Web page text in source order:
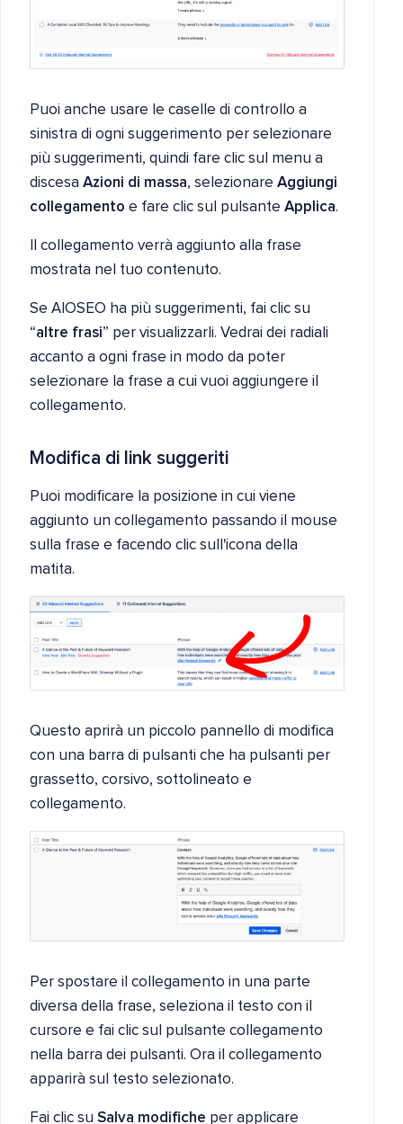
Puoi anche usare le caselle di controllo a
sinistra di ogni suggerimento per selezionare
più suggerimenti, quindi fare clic sul menu a
discesa Azioni di massa, selezionare Aggiungi
collegamento e fare clic sul pulsante Applica.
Il collegamento verrà aggiunto alla frase
mostrata nel tuo contenuto.
Se AIOSEO ha più suggerimenti, fai clic su
“altre frasi” per visualizzarli. Vedrai dei radiali
accanto a ogni frase in modo da poter
selezionare la frase a cui vuoi aggiungere il
collegamento.
Modifica di link suggeriti
Puoi modificare la posizione in cui viene
aggiunto un collegamento passando il mouse
sulla frase e facendo clic sull'icona della
matita.
Questo aprirà un piccolo pannello di modifica
con una barra di pulsanti che ha pulsanti per
grassetto, corsivo, sottolineato e
collegamento.
Per spostare il collegamento in una parte
diversa della frase, seleziona il testo con il
cursore e fai clic sul pulsante collegamento
nella barra dei pulsanti. Ora il collegamento
apparirà sul testo selezionato.
Fai clic su Salva modifiche per applicare